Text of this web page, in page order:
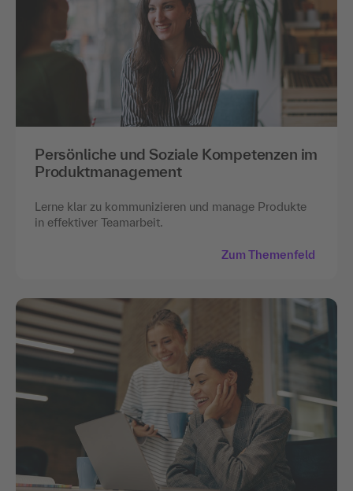
Persönliche und Soziale Kompetenzen im
Produktmanagement
Lerne klar zu kommunizieren und manage Produkte
in effektiver Teamarbeit.
Zum Themenfeld